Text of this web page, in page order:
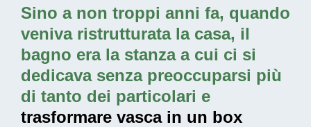
Sino a non troppi anni fa, quando
veniva ristrutturata la casa, il
bagno era la stanza a cui ci si
dedicava senza preoccuparsi più
di tanto dei particolari e
trasformare vasca in un box